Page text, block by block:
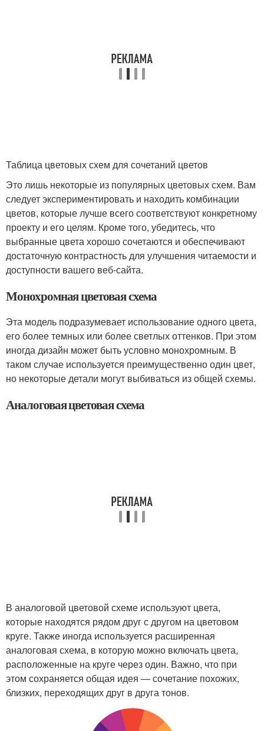
Таблица цветовых схем для сочетаний цветов
Это лишь некоторые из популярных цветовых схем. Вам
следует экспериментировать и находить комбинации
цветов, которые лучше всего соответствуют конкретному
проекту и его целям. Кроме того, убедитесь, что
выбранные цвета хорошо сочетаются и обеспечивают
достаточную контрастность для улучшения читаемости и
доступности вашего веб-сайта.
Монохромная цветовая схема
Эта модель подразумевает использование одного цвета,
его более темных или более светлых оттенков. При этом
иногда дизайн может быть условно монохромным. В
таком случае используется преимущественно один цвет,
но некоторые детали могут выбиваться из общей схемы.
Аналоговая цветовая схема
В аналоговой цветовой схеме используют цвета,
которые находятся рядом друг с другом на цветовом
круге. Также иногда используется расширенная
аналоговая схема, в которую можно включать цвета,
расположенные на круге через один. Важно, что при
этом сохраняется общая идея — сочетание похожих,
близких, переходящих друг в друга тонов.